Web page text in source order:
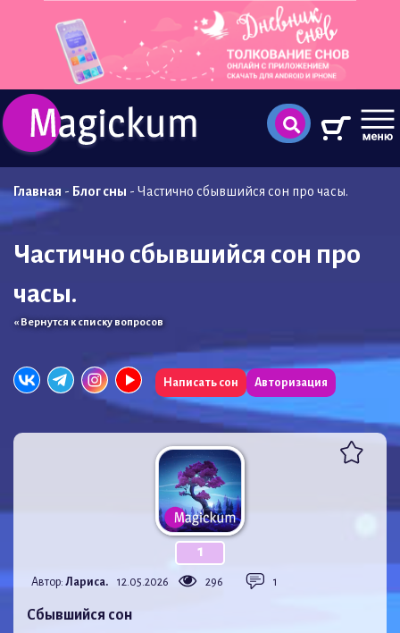
Главная - Блог сны - Частично сбывшийся сон про часы.
Частично сбывшийся сон про
часы.
« Вернутся к списку вопросов
Написать сон Авторизация
1
Автор: Лариса. 12.05.2026 296 1
Сбывшийся сон